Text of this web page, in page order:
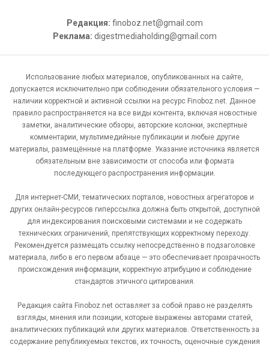
Редакция: finoboz.net@gmail.com
Реклама: digestmediaholding@gmail.com
Использование любых материалов, опубликованных на сайте,
допускается исключительно при соблюдении обязательного условия —
наличии корректной и активной ссылки на ресурс Finoboz.net. Данное
правило распространяется на все виды контента, включая новостные
заметки, аналитические обзоры, авторские колонки, экспертные
комментарии, мультимедийные публикации и любые другие
материалы, размещённые на платформе. Указание источника является
обязательным вне зависимости от способа или формата
последующего распространения информации.
Для интернет-СМИ, тематических порталов, новостных агрегаторов и
других онлайн-ресурсов гиперссылка должна быть открытой, доступной
для индексирования поисковыми системами и не содержать
технических ограничений, препятствующих корректному переходу.
Рекомендуется размещать ссылку непосредственно в подзаголовке
материала, либо в его первом абзаце — это обеспечивает прозрачность
происхождения информации, корректную атрибуцию и соблюдение
стандартов этичного цитирования.
Редакция сайта Finoboz.net оставляет за собой право не разделять
взгляды, мнения или позиции, которые выражены авторами статей,
аналитических публикаций или других материалов. Ответственность за
содержание републикуемых текстов, их точность, оценочные суждения